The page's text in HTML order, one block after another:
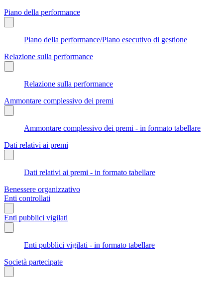
Piano della performance
Piano della performance/Piano esecutivo di gestione
Relazione sulla performance
Relazione sulla performance
Ammontare complessivo dei premi
Ammontare complessivo dei premi - in formato tabellare
Dati relativi ai premi
Dati relativi ai premi - in formato tabellare
Benessere organizzativo
Enti controllati
Enti pubblici vigilati
Enti pubblici vigilati - in formato tabellare
Società partecipate